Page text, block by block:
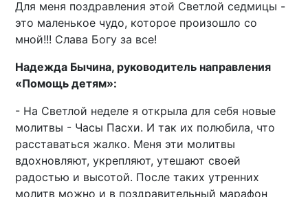
Для меня поздравления этой Светлой седмицы -
это маленькое чудо, которое произошло со
мной!!! Слава Богу за все!
Надежда Бычина, руководитель направления
«Помощь детям»:
- На Светлой неделе я открыла для себя новые
молитвы - Часы Пасхи. И так их полюбила, что
расставаться жалко. Меня эти молитвы
вдохновляют, укрепляют, утешают своей
радостью и высотой. После таких утренних
молитв можно и в поздравительный марафон